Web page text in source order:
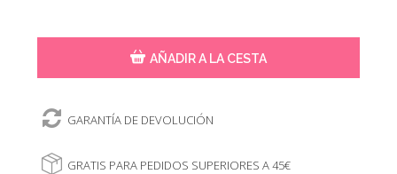
AÑADIR A LA CESTA
GARANTÍA DE DEVOLUCIÓN
GRATIS PARA PEDIDOS SUPERIORES A 45€